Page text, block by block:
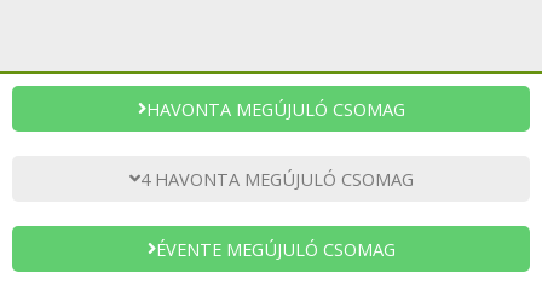
HAVONTA MEGÚJULÓ CSOMAG
4 HAVONTA MEGÚJULÓ CSOMAG
ÉVENTE MEGÚJULÓ CSOMAG